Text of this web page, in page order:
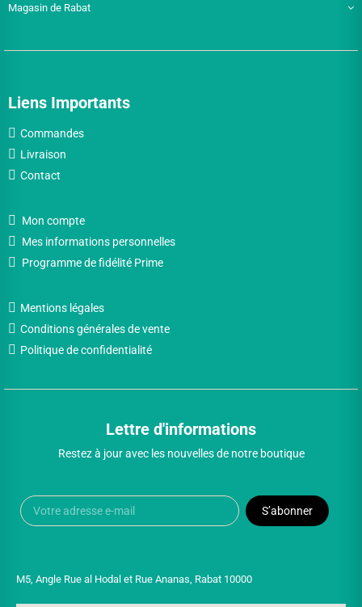
Magasin de Rabat
Liens Importants
Commandes
Livraison
Contact
Mon compte
Mes informations personnelles
Programme de fidélité Prime
Mentions légales
Conditions générales de vente
Politique de confidentialité
Lettre d'informations
Restez à jour avec les nouvelles de notre boutique
S’abonner
M5, Angle Rue al Hodal et Rue Ananas, Rabat 10000